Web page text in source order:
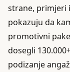
strane, primjeri
pokazuju da
promotivni
dosegli
podizanje